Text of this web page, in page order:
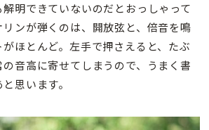
明できていないのだとおっしゃって
ンが弾くのは、開放弦と、倍音を鳴
ほとんど。左手で押さえると、たぶ
音高に寄せてしまうので、うまく書
思います。